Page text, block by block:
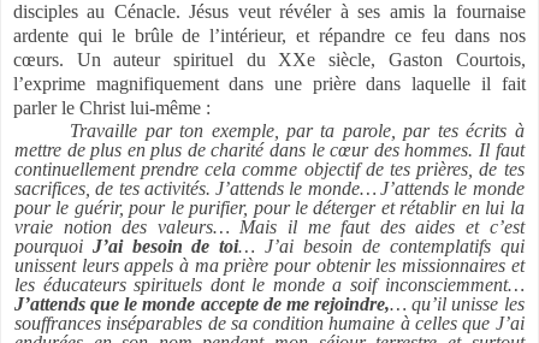
disciples au Cénacle. Jésus veut révéler à ses amis la fournaise
ardente qui le brûle de l’intérieur, et répandre ce feu dans nos
cœurs. Un auteur spirituel du XXe siècle, Gaston Courtois,
l’exprime magnifiquement dans une prière dans laquelle il fait
parler le Christ lui-même :
Travaille par ton exemple, par ta parole, par tes écrits à
mettre de plus en plus de charité dans le cœur des hommes. Il faut
continuellement prendre cela comme objectif de tes prières, de tes
sacrifices, de tes activités. J’attends le monde… J’attends le monde
pour le guérir, pour le purifier, pour le déterger et rétablir en lui la
vraie notion des valeurs… Mais il me faut des aides et c’est
pourquoi J’ai besoin de toi… J’ai besoin de contemplatifs qui
unissent leurs appels à ma prière pour obtenir les missionnaires et
les éducateurs spirituels dont le monde a soif inconsciemment…
J’attends que le monde accepte de me rejoindre,… qu’il unisse les
souffrances inséparables de sa condition humaine à celles que J’ai